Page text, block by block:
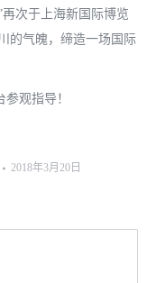
次于上海新国际博览
的气魄，缔造一场国际
观指导！
2018年3月20日